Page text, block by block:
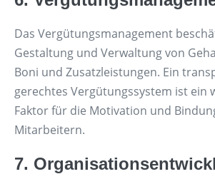
Das Vergütungsmanagement
Gestaltung und Verwaltung von
Boni und Zusatzleistungen. Ein
gerechtes Vergütungssystem ist ein
Faktor für die Motivation und
Mitarbeitern.
7.